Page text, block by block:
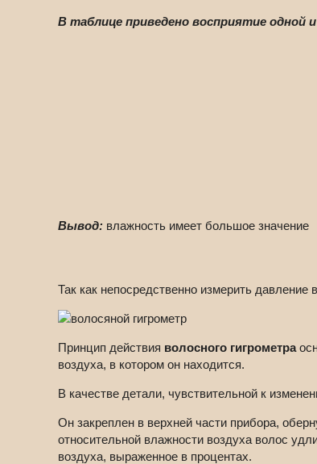
В таблице приведено восприятие
Вывод: влажность имеет большое значение
Так как непосредственно измерить
Принцип действия волосного гигрометра
воздуха, в котором он находится.
В качестве детали, чувствительной к
Он закреплен в верхней части прибора,
относительной влажности воздуха волос
воздуха, выраженное в процентах.